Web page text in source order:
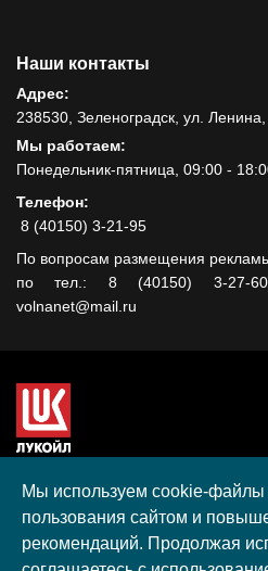
Наши контакты
Адрес:
238530, Зеленоградск, ул.
Мы работаем:
Понедельник-пятница, 09:00 -
Телефон:
8 (40150) 3-21-95
По вопросам размещения
по тел.: 8 (40150) 3-27-60
volnanet@mail.ru
гранта, полученного в рамках
культурных проектов ПАО
Калининградской
Согласие на обработку
Мы используем cookie-файлы
пользования сайтом и
рекомендаций. Продолжая